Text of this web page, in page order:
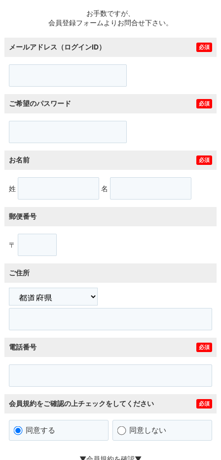
お手数ですが、
会員登録フォームよりお問合せ下さい。
メールアドレス（ログインID） 必須
ご希望のパスワード 必須
お名前 必須
姓 名
郵便番号
〒
ご住所
電話番号 必須
会員規約をご確認の上チェックをしてください 必須
同意する 同意しない